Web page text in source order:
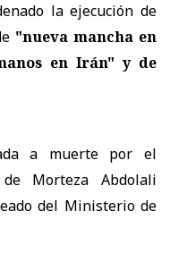
la ejecución de
"nueva mancha en
en Irán" y de
a muerte por el
Morteza Abdolali
del Ministerio de